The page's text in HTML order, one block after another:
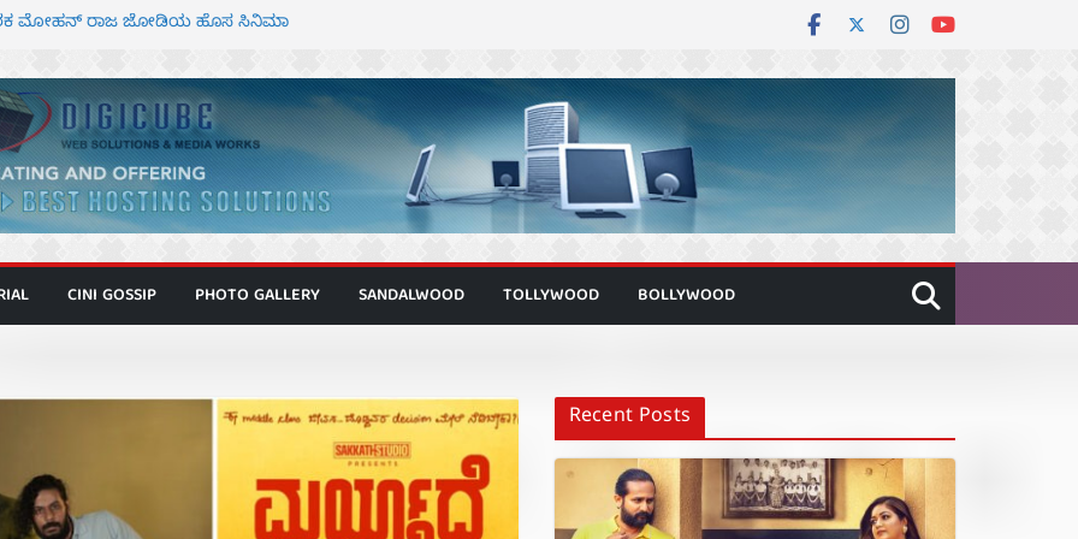
– ಮೇಘನಾರಾಜ್ ಅಭಿನಯದ “ಅಮರ್ಥ” ಚಿತ್ರ
ಅಜೇಯಂ” ಹಾಡಿದ ದೃಶ್ಯ ವೈಭವ
ಅಭಿನಯದ ‘ಬಾಸ್’ ಚಿತ್ರ ತೆರೆಗೆ
CINI GOSSIP PHOTO GALLERY SANDALWOOD TOLLYWOOD BOLLYWOOD
Recent Posts